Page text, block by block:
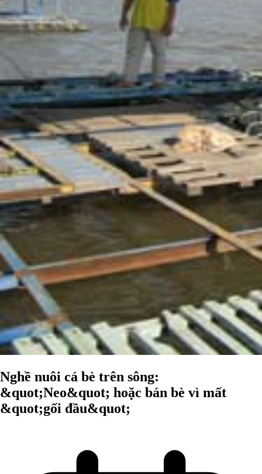
Nghề nuôi cá bè trên sông:
&quot;Neo&quot; hoặc bán bè vì mất
&quot;gối đầu&quot;